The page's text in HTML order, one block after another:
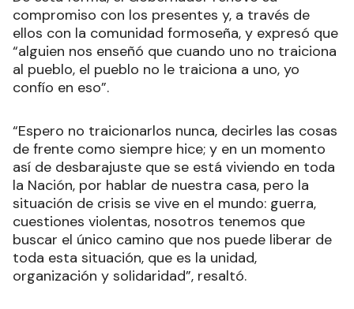
compromiso con los presentes y, a través de
ellos con la comunidad formoseña, y expresó que
“alguien nos enseñó que cuando uno no traiciona
al pueblo, el pueblo no le traiciona a uno, yo
confío en eso”.
“Espero no traicionarlos nunca, decirles las cosas
de frente como siempre hice; y en un momento
así de desbarajuste que se está viviendo en toda
la Nación, por hablar de nuestra casa, pero la
situación de crisis se vive en el mundo: guerra,
cuestiones violentas, nosotros tenemos que
buscar el único camino que nos puede liberar de
toda esta situación, que es la unidad,
organización y solidaridad”, resaltó.